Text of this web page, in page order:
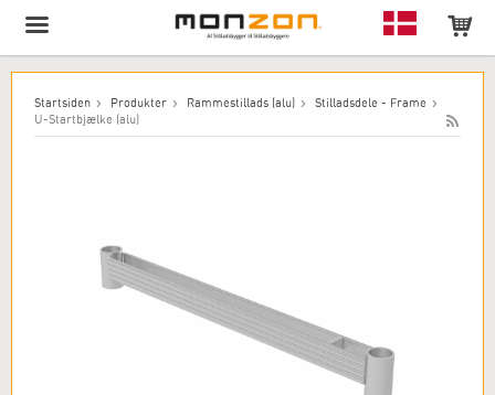
Produktet er blevet tilføjet til din indkøbskurv!
Startsiden Produkter Rammestillads (alu)
Stilladsdele - Frame
U-Startbjælke (alu)